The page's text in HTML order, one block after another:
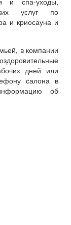
услуг по
и криосауна и
в компании
дней или
салона в
об